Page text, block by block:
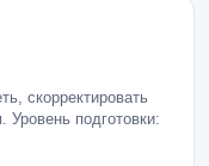
скорректировать
Уровень подготовки: